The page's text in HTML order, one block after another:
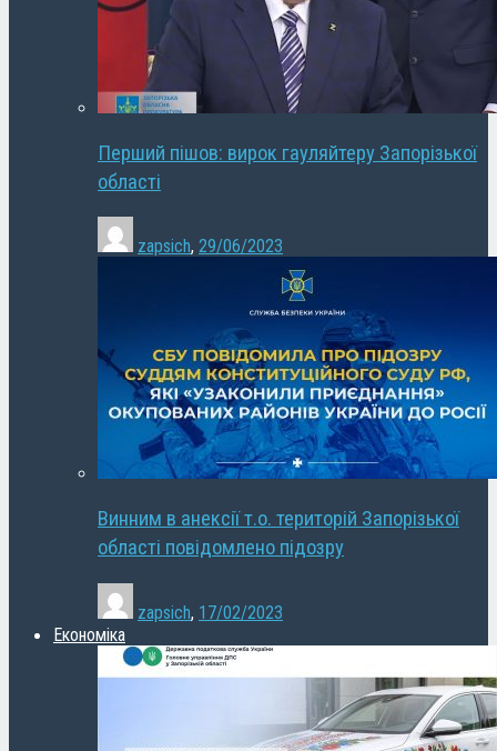
Перший пішов: вирок гауляйтеру Запорізької
області
zapsich, 29/06/2023
Винним в анексії т.о. територій Запорізької
області повідомлено підозру
zapsich, 17/02/2023
Економіка